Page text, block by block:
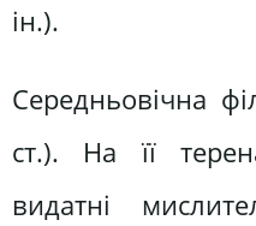
ін.).
Середньовічна
ст.). На її
видатні